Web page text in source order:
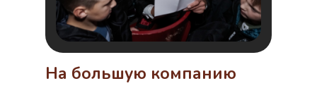
На большую компанию